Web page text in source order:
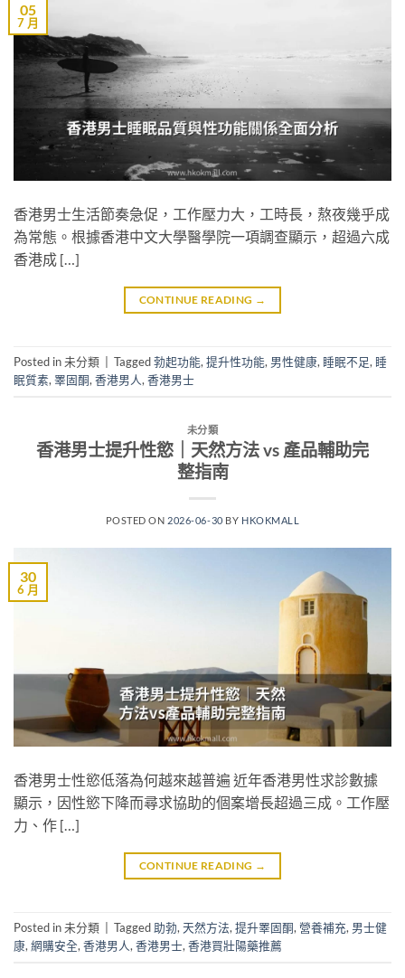
05
7 月
香港男士生活節奏急促，工作壓力大，工時長，熬夜幾乎成
為常態。根據香港中文大學醫學院一項調查顯示，超過六成
香港成 […]
CONTINUE READING →
Posted in 未分類 Tagged勃起功能, 提升性功能, 男性健康, 睡眠不足, 睡
眠質素, 睪固酮, 香港男人, 香港男士
未分類
香港男士提升性慾｜天然方法 vs 產品輔助完
整指南
POSTED ON 2026-06-30 BY HKOKMALL
30
6 月
香港男士性慾低落為何越來越普遍 近年香港男性求診數據
顯示，因性慾下降而尋求協助的個案增長超過三成。工作壓
力、作 […]
CONTINUE READING →
Posted in 未分類 Tagged助勃,天然方法,提升睪固酮,營養補充, 男士健
康,網購安全,香港男人,香港男士,香港買壯陽藥推薦